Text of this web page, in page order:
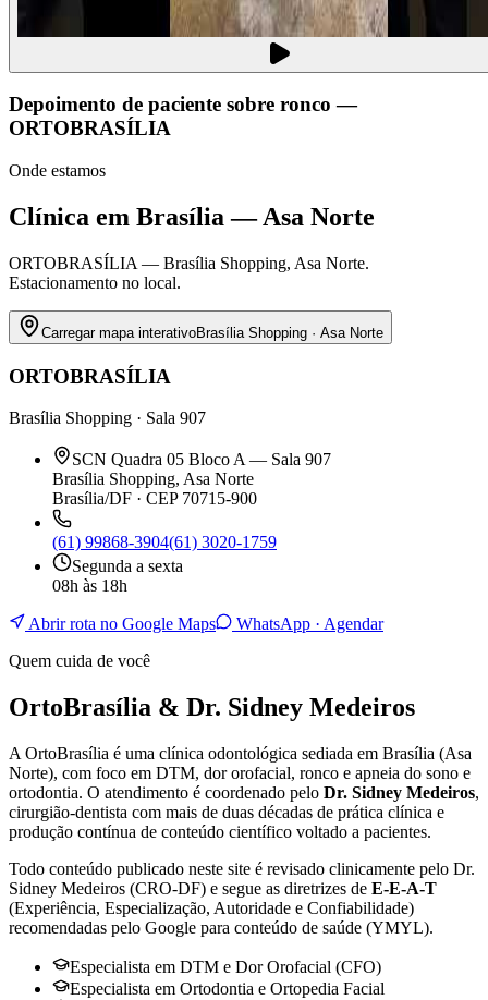
Depoimento de paciente sobre ronco —
ORTOBRASÍLIA
Onde estamos
Clínica em Brasília — Asa Norte
ORTOBRASÍLIA — Brasília Shopping, Asa Norte.
Estacionamento no local.
Carregar mapa interativoBrasília Shopping · Asa Norte
ORTOBRASÍLIA
Brasília Shopping · Sala 907
SCN Quadra 05 Bloco A — Sala 907
Brasília Shopping, Asa Norte
Brasília/DF · CEP 70715-900
(61) 99868-3904(61) 3020-1759
Segunda a sexta
08h às 18h
Abrir rota no Google Maps
WhatsApp · Agendar
Quem cuida de você
OrtoBrasília & Dr. Sidney Medeiros
A OrtoBrasília é uma clínica odontológica sediada em Brasília (Asa
Norte), com foco em DTM, dor orofacial, ronco e apneia do sono e
ortodontia. O atendimento é coordenado pelo Dr. Sidney Medeiros,
cirurgião-dentista com mais de duas décadas de prática clínica e
produção contínua de conteúdo científico voltado a pacientes.
Todo conteúdo publicado neste site é revisado clinicamente pelo Dr.
Sidney Medeiros (CRO-DF) e segue as diretrizes de E-E-A-T
(Experiência, Especialização, Autoridade e Confiabilidade)
recomendadas pelo Google para conteúdo de saúde (YMYL).
Especialista em DTM e Dor Orofacial (CFO)
Especialista em Ortodontia e Ortopedia Facial